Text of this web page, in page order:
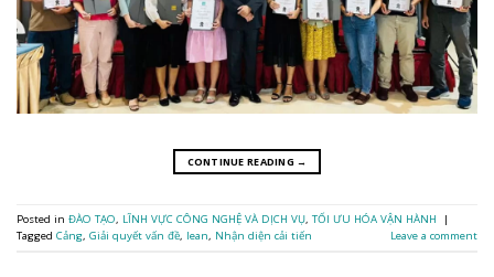
CONTINUE READING →
Posted in ĐÀO TẠO, LĨNH VỰC CÔNG NGHỆ VÀ DỊCH VỤ, TỐI ƯU HÓA VẬN HÀNH
|
Tagged Cảng, Giải quyết vấn đề, lean, Nhận diện cải tiến Leave a comment